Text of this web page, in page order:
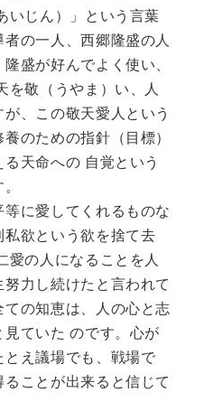
いじん）」という言葉
の一人、西郷隆盛の人
盛が好んでよく使い、
を敬（うやま）い、人
、この敬天愛人という
のための指針（目標）
天命への 自覚という
に愛してくれるものな
欲という欲を捨て去
愛の人になることを人
力し続けたと言われて
の知恵は、人の心と志
ていた のです。心が
え議場でも、戦場で
ことが出来ると信じて